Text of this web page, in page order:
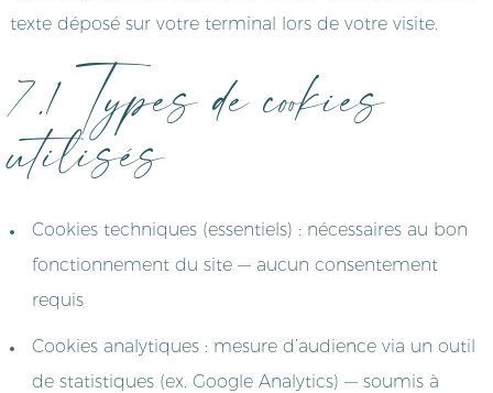
texte déposé sur votre terminal lors de votre visite.
7.1 Types de cookies
utilisés
Cookies techniques (essentiels) : nécessaires au bon
fonctionnement du site — aucun consentement
requis
Cookies analytiques : mesure d’audience via un outil
de statistiques (ex. Google Analytics) — soumis à